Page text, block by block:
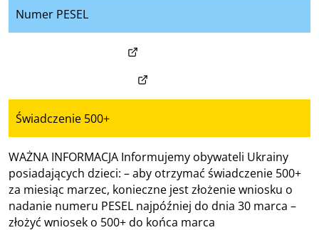
Numer PESEL
(otwiera w nowym oknie)
(otwiera w nowym oknie)
Świadczenie 500+
WAŻNA INFORMACJA Informujemy obywateli Ukrainy
posiadających dzieci: – aby otrzymać świadczenie 500+
za miesiąc marzec, konieczne jest złożenie wniosku o
nadanie numeru PESEL najpóźniej do dnia 30 marca –
złożyć wniosek o 500+ do końca marca